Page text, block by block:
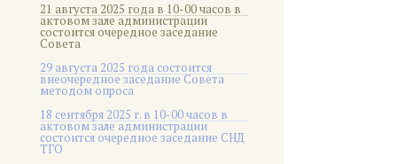
21 августа 2025 года в 10-00 часов в
актовом зале администрации
состоится очередное заседание
Совета
29 августа 2025 года состоится
внеочередное заседание Совета
методом опроса
18 сентября 2025 г. в 10-00 часов в
актовом зале администрации
состоится очередное заседание СНД
ТГО